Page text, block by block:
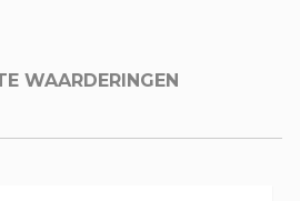
WAARDERINGEN